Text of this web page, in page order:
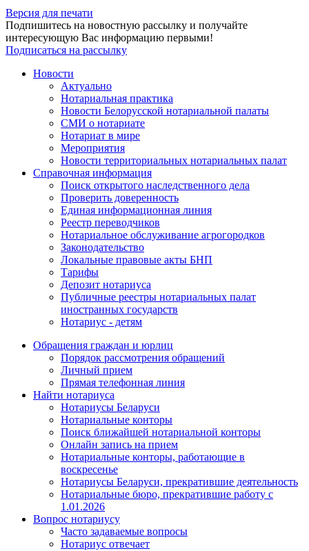
Версия для печати
Подпишитесь на новостную рассылку и получайте
интересующую Вас информацию первыми!
Подписаться на рассылку
Новости
Актуально
Нотариальная практика
Новости Белорусской нотариальной палаты
СМИ о нотариате
Нотариат в мире
Мероприятия
Новости территориальных нотариальных палат
Справочная информация
Поиск открытого наследственного дела
Проверить доверенность
Единая информационная линия
Реестр переводчиков
Нотариальное обслуживание агрогородков
Законодательство
Локальные правовые акты БНП
Тарифы
Депозит нотариуса
Публичные реестры нотариальных палат
иностранных государств
Нотариус - детям
Обращения граждан и юрлиц
Порядок рассмотрения обращений
Личный прием
Прямая телефонная линия
Найти нотариуса
Нотариусы Беларуси
Нотариальные конторы
Поиск ближайшей нотариальной конторы
Онлайн запись на прием
Нотариальные конторы, работающие в
воскресенье
Нотариусы Беларуси, прекратившие деятельность
Нотариальные бюро, прекратившие работу с
1.01.2026
Вопрос нотариусу
Часто задаваемые вопросы
Нотариус отвечает